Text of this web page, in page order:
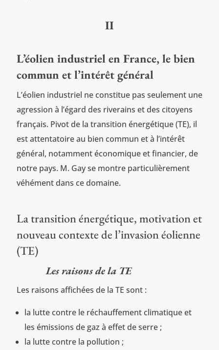
II
L’éolien industriel en France, le bien
commun et l’intérêt général
L’éolien industriel ne constitue pas seulement une
agression à l’égard des riverains et des citoyens
français. Pivot de la transition énergétique (TE), il
est attentatoire au bien commun et à l’intérêt
général, notamment économique et financier, de
notre pays. M. Gay se montre particulièrement
véhément dans ce domaine.
La transition énergétique, motivation et
nouveau contexte de l’invasion éolienne
(TE)
Les raisons de la TE
Les raisons affichées de la TE sont :
la lutte contre le réchauffement climatique et
les émissions de gaz à effet de serre ;
la lutte contre la pollution ;